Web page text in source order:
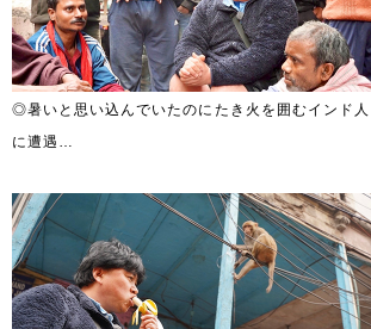
◎暑いと思い込んでいたのにたき火を囲むインド人
に遭遇…